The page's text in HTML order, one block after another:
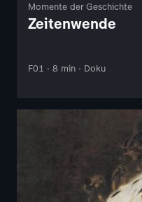
Momente der Geschichte
Zeitenwende
F01 · 8 min · Doku